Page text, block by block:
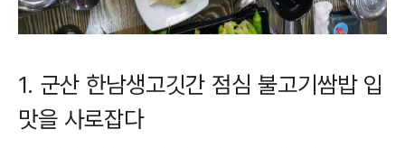
1. 군산 한남생고깃간 점심 불고기쌈밥 입
맛을 사로잡다